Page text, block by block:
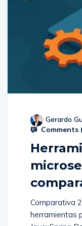
Gerardo
Comments (
Comparativa
herramientas